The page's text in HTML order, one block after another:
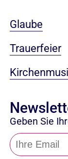
Glaube
Trauerfeier
Geben Sie